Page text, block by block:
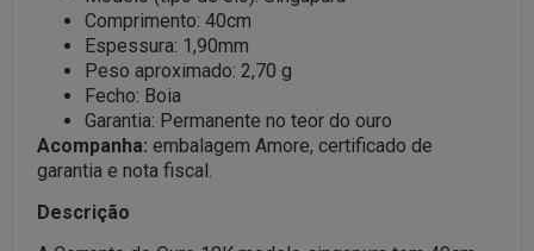
Comprimento: 40cm
Espessura: 1,90mm
Peso aproximado: 2,70 g
Fecho: Boia
Garantia: Permanente no teor do ouro
Acompanha: embalagem Amore, certificado de
garantia e nota fiscal.
Descrição